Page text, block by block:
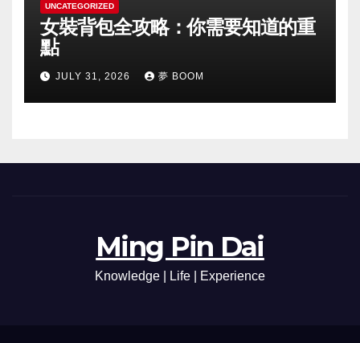
UNCATEGORIZED
女裝背包全攻略：你需要知道的重
點
JULY 31, 2026 夢 BOOM
Ming Pin Dai
Knowledge | Life | Experience